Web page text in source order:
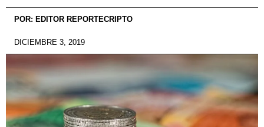
POR: EDITOR REPORTECRIPTO
DICIEMBRE 3, 2019